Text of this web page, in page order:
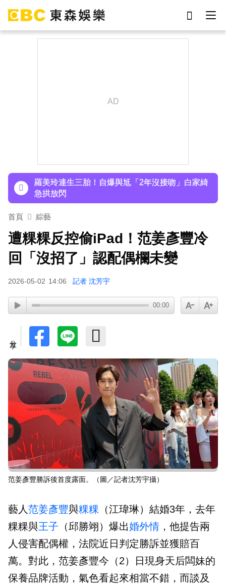
咽憶亡母吐心聲
羅美玲連生三胎！自爆與尪「2年沒接吻」白家綺
急拱放閃
下載東森App，隨時掌握天下大小事！
王彩樺現身味全龍開球！鬆口「最後一次調整」哽
咽憶亡母吐心聲
首頁 綜藝
遭粿粿反控偷iPad！范姜彥豐冷
回「沒招了」認配偶欄未變
2026-05-02 14:06 記者 沈芳宇
00:00
范姜彥豐勝訴後首度露面。（圖／記者沈芳宇攝）
藝人范姜彥豐與粿粿 （江瑋琳）結婚3年，去年
粿粿與王子 （邱勝翊）爆出婚外情 ，他提告兩
人侵害配偶權，法院近日判定勝訴並獲賠百
萬。對此，范姜彥豐今（2）日現身天后闆妹的
保養品牌活動，氣色看起來相當不錯，而談及